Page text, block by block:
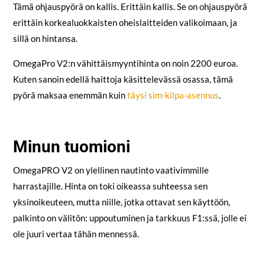
Tämä ohjauspyörä on kallis. Erittäin kallis. Se on ohjauspyörä
erittäin korkealuokkaisten oheislaitteiden valikoimaan, ja
sillä on hintansa.
OmegaPro V2:n vähittäismyyntihinta on noin 2200 euroa.
Kuten sanoin edellä haittoja käsittelevässä osassa, tämä
pyörä maksaa enemmän kuintäysi sim-kilpa-asennus.
Minun tuomioni
OmegaPRO V2 on ylellinen nautinto vaativimmille
harrastajille. Hinta on toki oikeassa suhteessa sen
yksinoikeuteen, mutta niille, jotka ottavat sen käyttöön,
palkinto on välitön: uppoutuminen ja tarkkuus F1:ssä, jolle ei
ole juuri vertaa tähän mennessä.